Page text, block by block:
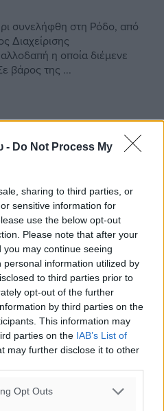
- Do Not Process My
sharing to third parties, or
sensitive information for
use the below opt-out
Please note that after your
may continue seeing
information utilized by
to third parties prior to
opt-out of the further
by third parties on the
This information may
parties on the IAB’s List of
may further disclose it to other
Opt Outs
συνελήφθη στη Ρόδο, από
Διαχείρισης
η οποία διέμενε
βάρος της ...
ιστιοπλοΐα